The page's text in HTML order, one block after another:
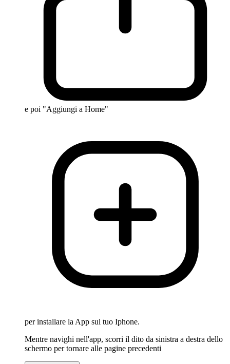
e poi "Aggiungi a Home"
per installare la App sul tuo Iphone.
Mentre navighi nell'app, scorri il dito da sinistra a destra dello
schermo per tornare alle pagine precedenti